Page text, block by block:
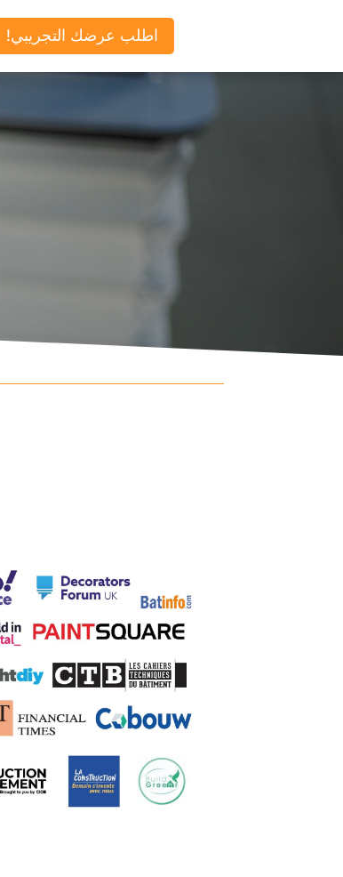
اطلب عرضك التجريبي!